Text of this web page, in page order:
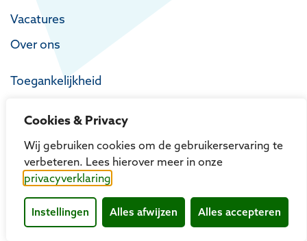
Cookies & Privacy
Wij gebruiken cookies om de gebruikerservaring te
verbeteren. Lees hierover meer in onze
privacyverklaring
Instellingen Alles afwijzen Alles accepteren
Vacatures
Over ons
Toegankelijkheid